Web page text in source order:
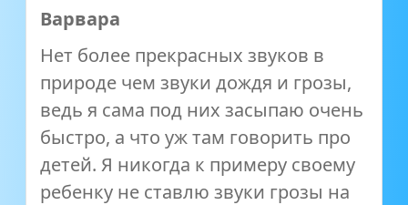
Варвара
Нет более прекрасных звуков в
природе чем звуки дождя и грозы,
ведь я сама под них засыпаю очень
быстро, а что уж там говорить про
детей. Я никогда к примеру своему
ребенку не ставлю звуки грозы на